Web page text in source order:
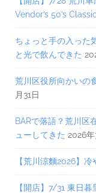
Vendor’s 50’s
ちょっと手の入った
と光で飲んできた
荒川区役所向かいの
月31日
BARで落語？荒川区
ューしてきた 2026
【荒川涼麵2026】
【開店】7/31 東日